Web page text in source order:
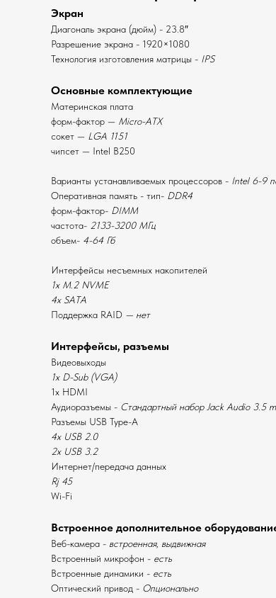
Экран
Диагональ экрана (дюйм) - 23.8″
Разрешение экрана - 1920×1080
Технология изготовления матрицы - IPS
Основные комплектующие
Материнская плата
форм-фактор — Micro-ATX
сокет — LGA 1151
чипсет — Intel B250
Варианты устанавливаемых процессоров - Intel 6-9
Оперативная память - тип- DDR4
форм-фактор- DIMM
частота- 2133-3200 МГц
объем- 4-64 Гб
Интерфейсы несъемных накопителей
1x M.2 NVME
4x SATA
Поддержка RAID — нет
Интерфейсы, разъемы
Видеовыходы
1x D-Sub (VGA)
1x HDMI
Аудиоразъемы - Стандартный набор Jack Audio 3.5
Разъемы USB Type-A
4x USB 2.0
2x USB 3.2
Интернет/передача данных
Rj 45
Wi-Fi
Встроенное дополнительное
Веб-камера - встроенная, выдвижная
Встроенный микрофон - есть
Встроенные динамики - есть
Оптический привод - Опционально